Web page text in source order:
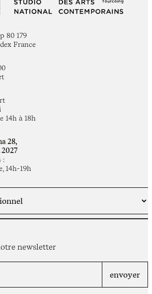
80 179
France
14h à 18h
28,
:
14h-19h
newsletter